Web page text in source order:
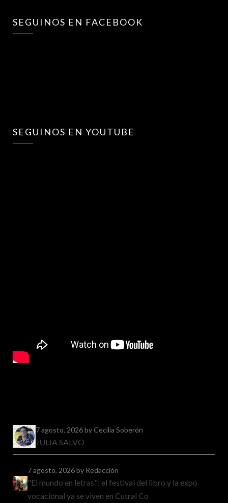
SEGUINOS EN FACEBOOK
SEGUINOS EN YOUTUBE
7 agosto, 2026by Cecilia Soberón
JULIA SALVO
7 agosto, 2026by Redacción
"El mundo en letras": el festival del libro y la expo
vocacional ya se viven en Cutral Co